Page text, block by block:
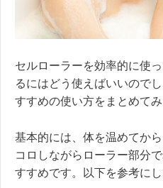
セルローラーを効率的に使
るにはどう使えばいいので
すすめの使い方をまとめてみ
基本的には、体を温めてか
コロしながらローラー部分
すすめです。以下を参考にし